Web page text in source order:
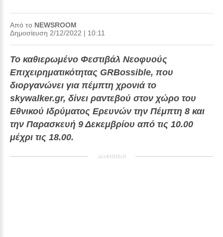
Από το NEWSROOM
Δημοσίευση 2/12/2022 | 10:11
Το καθιερωμένο Φεστιβάλ Νεοφυούς
Επιχειρηματικότητας GRBossible, που
διοργανώνει για πέμπτη χρονιά το
skywalker.gr, δίνει ραντεβού στον χώρο του
Εθνικού Ιδρύματος Ερευνών την Πέμπτη 8 και
την Παρασκευή 9 Δεκεμβρίου από τις 10.00
μέχρι τις 18.00.
ΔΙΑΦΗΜΙΣΗ